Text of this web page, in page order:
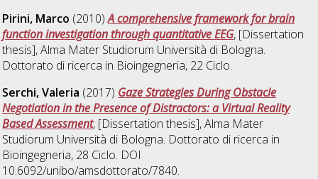
Pirini, Marco (2010)A comprehensive framework for brain
function investigation through quantitative EEG, [Dissertation
thesis], Alma Mater Studiorum Università di Bologna.
Dottorato di ricerca in Bioingegneria, 22 Ciclo.
Serchi, Valeria (2017) Gaze Strategies During Obstacle
Negotiation in the Presence of Distractors: a Virtual Reality
Based Assessment, [Dissertation thesis], Alma Mater
Studiorum Università di Bologna. Dottorato di ricerca in
Bioingegneria, 28 Ciclo. DOI
10.6092/unibo/amsdottorato/7840.